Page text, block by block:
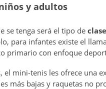
y adultos
se tenga será el tipo de
para infantes existe el
primario con enfoque
el mini-tenis les ofrece una
más bajas y raquetas no